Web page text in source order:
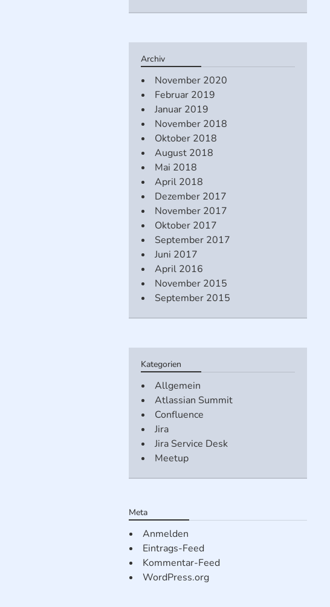
Archiv
November 2020
Februar 2019
Januar 2019
November 2018
Oktober 2018
August 2018
Mai 2018
April 2018
Dezember 2017
November 2017
Oktober 2017
September 2017
Juni 2017
April 2016
November 2015
September 2015
Kategorien
Allgemein
Atlassian Summit
Confluence
Jira
Jira Service Desk
Meetup
Meta
Anmelden
Eintrags-Feed
Kommentar-Feed
WordPress.org